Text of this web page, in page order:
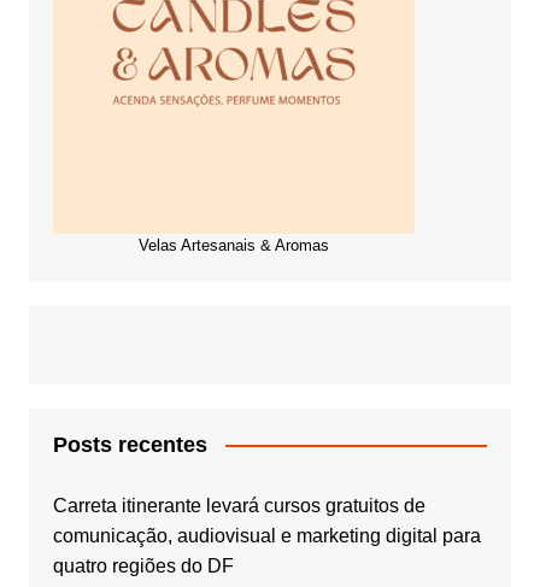
Velas Artesanais & Aromas
Posts recentes
Carreta itinerante levará cursos gratuitos de
comunicação, audiovisual e marketing digital para
quatro regiões do DF